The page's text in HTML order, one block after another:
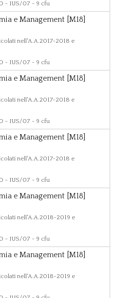
- IUS/07 - 9 cfu
e Management [M18]
nell'A.A.2017-2018 e
- IUS/07 - 9 cfu
e Management [M18]
nell'A.A.2017-2018 e
- IUS/07 - 9 cfu
e Management [M18]
nell'A.A.2017-2018 e
- IUS/07 - 9 cfu
e Management [M18]
nell'A.A.2018-2019 e
- IUS/07 - 9 cfu
e Management [M18]
nell'A.A.2018-2019 e